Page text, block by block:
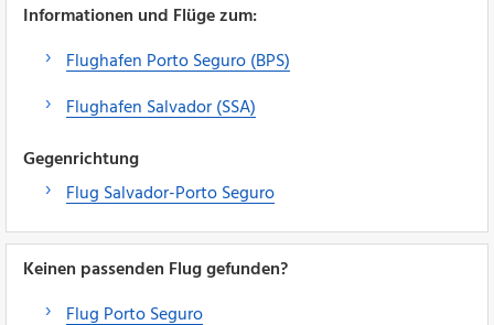
Informationen und Flüge zum:
Flughafen Porto Seguro (BPS)
Flughafen Salvador (SSA)
Gegenrichtung
Flug Salvador-Porto Seguro
Keinen passenden Flug gefunden?
Flug Porto Seguro